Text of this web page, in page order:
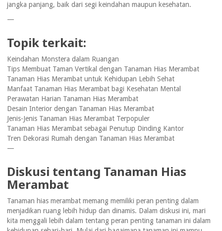
jangka panjang, baik dari segi keindahan maupun kesehatan.
—
Topik terkait:
Keindahan Monstera dalam Ruangan
Tips Membuat Taman Vertikal dengan Tanaman Hias Merambat
Tanaman Hias Merambat untuk Kehidupan Lebih Sehat
Manfaat Tanaman Hias Merambat bagi Kesehatan Mental
Perawatan Harian Tanaman Hias Merambat
Desain Interior dengan Tanaman Hias Merambat
Jenis-Jenis Tanaman Hias Merambat Terpopuler
Tanaman Hias Merambat sebagai Penutup Dinding Kantor
Tren Dekorasi Rumah dengan Tanaman Hias Merambat
—
Diskusi tentang Tanaman Hias
Merambat
Tanaman hias merambat memang memiliki peran penting dalam
menjadikan ruang lebih hidup dan dinamis. Dalam diskusi ini, mari
kita menggali lebih dalam tentang peran penting tanaman ini dalam